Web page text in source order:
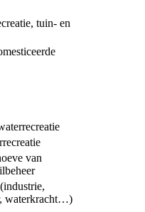
tuin- en
van
waterkracht…)